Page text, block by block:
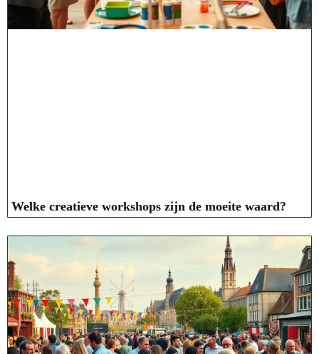
Welke creatieve workshops zijn de moeite waard?